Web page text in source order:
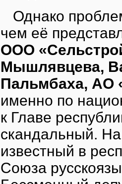
Однако
чем её
ООО
Мышлявцева,
Пальмбаха, АО
именно по
к Главе
скандальный.
известный в
Союза